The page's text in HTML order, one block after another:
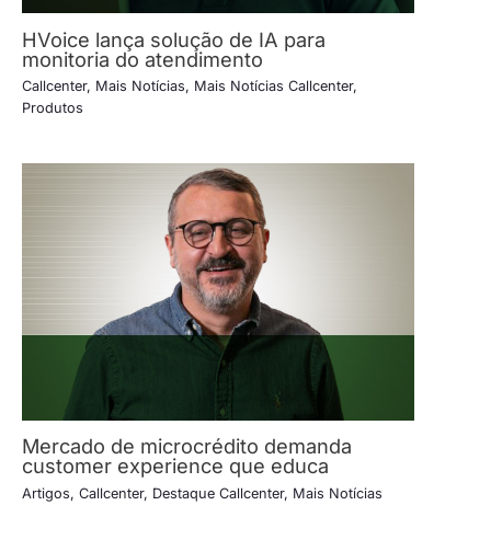
HVoice lança solução de IA para
monitoria do atendimento
Callcenter, Mais Notícias, Mais Notícias Callcenter,
Produtos
Mercado de microcrédito demanda
customer experience que educa
Artigos, Callcenter, Destaque Callcenter, Mais Notícias